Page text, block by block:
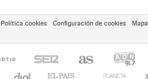
Política cookies Configuración de cookies Mapa